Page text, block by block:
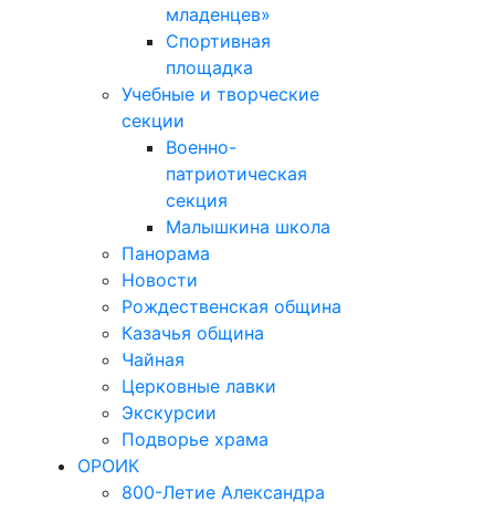
младенцев»
Спортивная
площадка
Учебные и творческие
секции
Военно-
патриотическая
секция
Малышкина школа
Панорама
Новости
Рождественская община
Казачья община
Чайная
Церковные лавки
Экскурсии
Подворье храма
ОРОИК
800-Летие Александра